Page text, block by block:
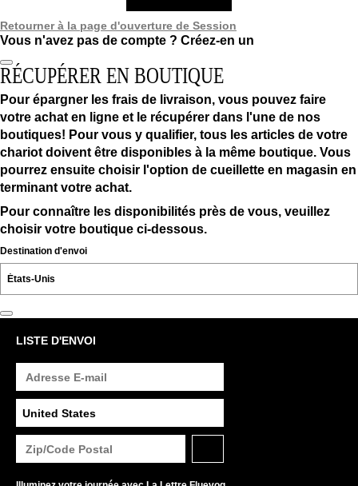
Retourner à la page d'ouverture de Session
Vous n'avez pas de compte ? Créez-en un
RÉCUPÉRER EN BOUTIQUE
Pour épargner les frais de livraison, vous pouvez faire
votre achat en ligne et le récupérer dans l'une de nos
boutiques! Pour vous y qualifier, tous les articles de votre
chariot doivent être disponibles à la même boutique. Vous
pourrez ensuite choisir l'option de cueillette en magasin en
terminant votre achat.
Pour connaître les disponibilités près de vous, veuillez
choisir votre boutique ci-dessous.
Destination d'envoi
LISTE D'ENVOI